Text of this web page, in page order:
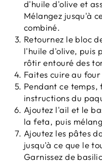
d'huile d'olive et
Mélangez jusqu'à
combiné.
Retournez le bloc
l'huile d'olive, puis
rôtir entouré des
Faites cuire au
Pendant ce temps,
instructions du
Ajoutez l'ail et le
la feta, puis
Ajoutez les pâtes
jusqu'à ce que le
Garnissez de